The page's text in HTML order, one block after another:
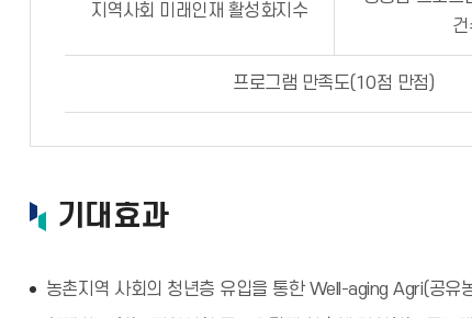
지역사회 미래인재 활성화지수
건
프로그램 만족도(10점 만점)
기대효과
농촌지역 사회의 청년층 유입을 통한 Well-aging Agri(공유